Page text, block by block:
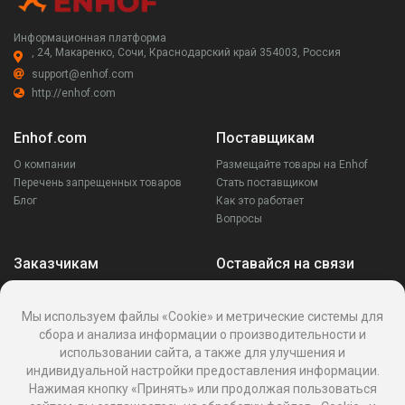
Информационная платформа
, 24, Макаренко, Сочи, Краснодарский край 354003, Россия
support@enhof.com
http://enhof.com
Enhof.com
О компании
Перечень запрещенных товаров
Блог
Поставщикам
Размещайте товары на Enhof
Стать поставщиком
Как это работает
Вопросы
Заказчикам
Ваши запросы
Написать поставщику
Написать в поддержку
Реквизиты
Оставайся на связи
Мы используем файлы «Cookie» и метрические системы для
сбора и анализа информации о производительности и
использовании сайта, а также для улучшения и
индивидуальной настройки предоставления информации.
Нажимая кнопку «Принять» или продолжая пользоваться